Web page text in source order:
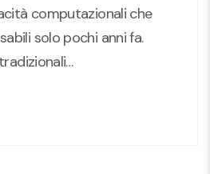
computazionali che
solo pochi anni fa.